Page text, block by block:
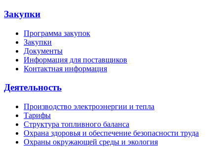
Закупки
Программа закупок
Закупки
Документы
Информация для поставщиков
Контактная информация
Деятельность
Производство электроэнергии и тепла
Тарифы
Структура топливного баланса
Охрана здоровья и обеспечение безопасности труда
Охраны окружающей среды и экология